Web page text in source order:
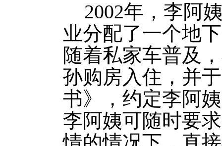
2002年，李阿
业分配了一个地
随着私家车普及
孙购房入住，并
书》，约定李阿
李阿姨可随时要